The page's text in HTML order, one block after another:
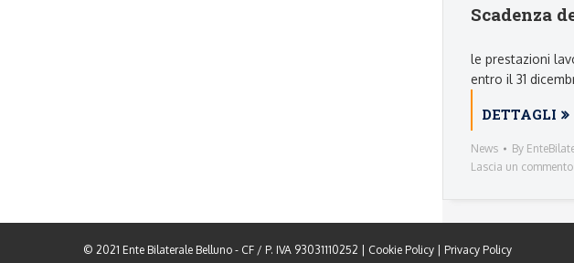
Scadenza
le prestazioni
entro il 31
DETTAGLI
News By
Lascia un commento
© 2021 Ente Bilaterale Belluno - CF / P. IVA 93031110252 | Cookie Policy Privacy Policy